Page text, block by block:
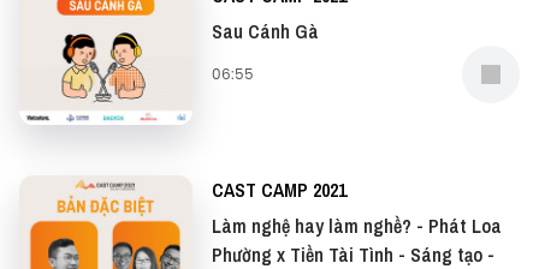
Sau Cánh Gà
06:55
CAST CAMP 2021
Làm nghệ hay làm nghề? - Phát Loa
Phường x Tiền Tài Tình - Sáng tạo -